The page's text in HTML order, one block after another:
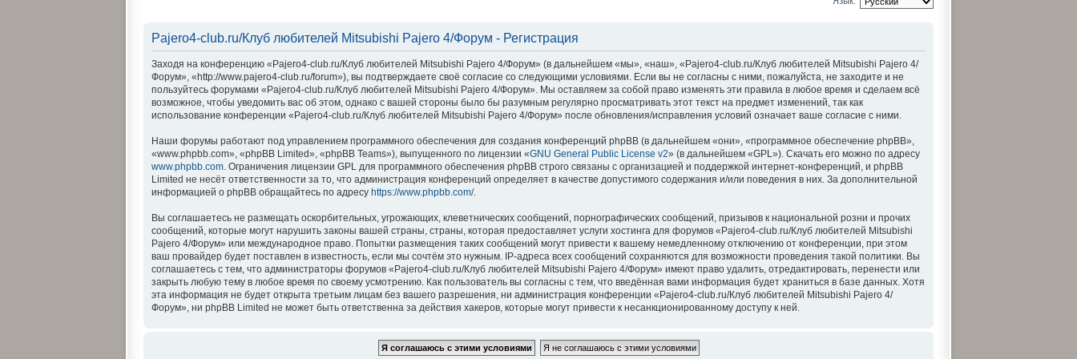
Pajero4-club.ru/Клуб любителей Mitsubishi Pajero 4/Форум - Регистрация
Заходя на конференцию «Pajero4-club.ru/Клуб любителей Mitsubishi Pajero 4/Форум» (в дальнейшем «мы», «наш», «Pajero4-club.ru/Клуб любителей Mitsubishi Pajero 4/
Форум», «http://www.pajero4-club.ru/forum»), вы подтверждаете своё согласие со следующими условиями. Если вы не согласны с ними, пожалуйста, не заходите и не
пользуйтесь форумами «Pajero4-club.ru/Клуб любителей Mitsubishi Pajero 4/Форум». Мы оставляем за собой право изменять эти правила в любое время и сделаем всё
возможное, чтобы уведомить вас об этом, однако с вашей стороны было бы разумным регулярно просматривать этот текст на предмет изменений, так как
использование конференции «Pajero4-club.ru/Клуб любителей Mitsubishi Pajero 4/Форум» после обновления/исправления условий означает ваше согласие с ними.
Наши форумы работают под управлением программного обеспечения для создания конференций phpBB (в дальнейшем «они», «программное обеспечение phpBB»,
«www.phpbb.com», «phpBB Limited», «phpBB Teams»), выпущенного по лицензии «GNU General Public License v2» (в дальнейшем «GPL»). Скачать его можно по адресу
www.phpbb.com . Ограничения лицензии GPL для программного обеспечения phpBB строго связаны с организацией и поддержкой интернет-конференций, и phpBB
Limited не несёт ответственности за то, что администрация конференций определяет в качестве допустимого содержания и/или поведения в них. За дополнительной
информацией о phpBB обращайтесь по адресу https://www.phpbb.com/.
Вы соглашаетесь не размещать оскорбительных, угрожающих, клеветнических сообщений, порнографических сообщений, призывов к национальной розни и прочих
сообщений, которые могут нарушить законы вашей страны, страны, которая предоставляет услуги хостинга для форумов «Pajero4-club.ru/Клуб любителей Mitsubishi
Pajero 4/Форум» или международное право. Попытки размещения таких сообщений могут привести к вашему немедленному отключению от конференции, при этом
ваш провайдер будет поставлен в известность, если мы сочтём это нужным. IP-адреса всех сообщений сохраняются для возможности проведения такой политики. Вы
соглашаетесь с тем, что администраторы форумов «Pajero4-club.ru/Клуб любителей Mitsubishi Pajero 4/Форум» имеют право удалить, отредактировать, перенести или
закрыть любую тему в любое время по своему усмотрению. Как пользователь вы согласны с тем, что введённая вами информация будет храниться в базе данных. Хотя
эта информация не будет открыта третьим лицам без вашего разрешения, ни администрация конференции «Pajero4-club.ru/Клуб любителей Mitsubishi Pajero 4/
Форум», ни phpBB Limited не может быть ответственна за действия хакеров, которые могут привести к несанкционированному доступу к ней.